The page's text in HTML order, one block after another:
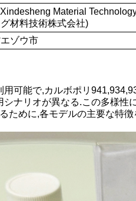
Material
材料技術株式会社)
ゾウ市
可能で,カルボポリ
ナリオが異なる.この多様
ために,各モデルの主要な特